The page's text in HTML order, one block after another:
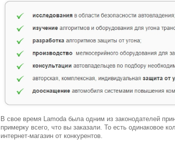
В свое время Lamoda была одним из законодателей
примерку всего, что вы заказали. То есть одинаковое
интернет-магазин от конкурентов.